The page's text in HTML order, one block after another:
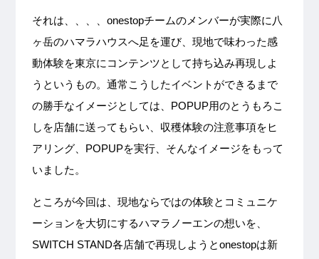
それは、、、、onestopチームのメンバーが実際に八
ヶ岳のハマラハウスへ足を運び、現地で味わった感
動体験を東京にコンテンツとして持ち込み再現しよ
うというもの。通常こうしたイベントができるまで
の勝手なイメージとしては、POPUP用のとうもろこ
しを店舗に送ってもらい、収穫体験の注意事項をヒ
アリング、POPUPを実行、そんなイメージをもって
いました。
ところが今回は、現地ならではの体験とコミュニケ
ーションを大切にするハマラノーエンの想いを、
SWITCH STAND各店舗で再現しようとonestopは新